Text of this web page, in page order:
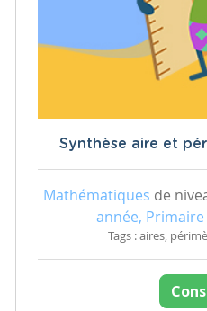
Synthèse aire et
Mathématiques de
année, Primaire
Tags : aires,